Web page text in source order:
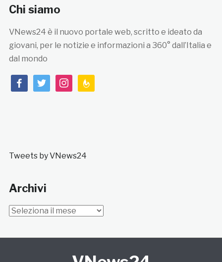
Chi siamo
VNews24 è il nuovo portale web, scritto e ideato da
giovani, per le notizie e informazioni a 360° dall’Italia e
dal mondo
facebooktwitterinstagramfeedburner
Tweets by VNews24
Archivi
Archivi